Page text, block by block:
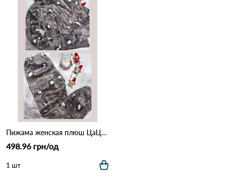
Пижама женская плюш ЦаЦА 4032
498.96 грн/од
1 шт